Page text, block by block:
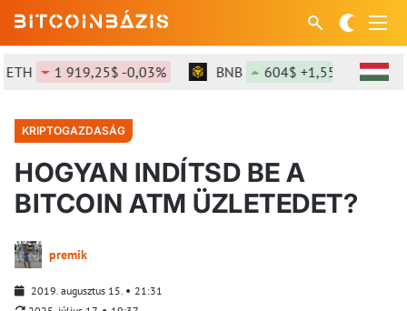
1 919,25$ -0,03% BNB 604$ +1,55% SOL
KRIPTOGAZDASÁG
HOGYAN INDÍTSD BE A
BITCOIN ATM ÜZLETEDET?
premik
2019. augusztus 15.
21:31